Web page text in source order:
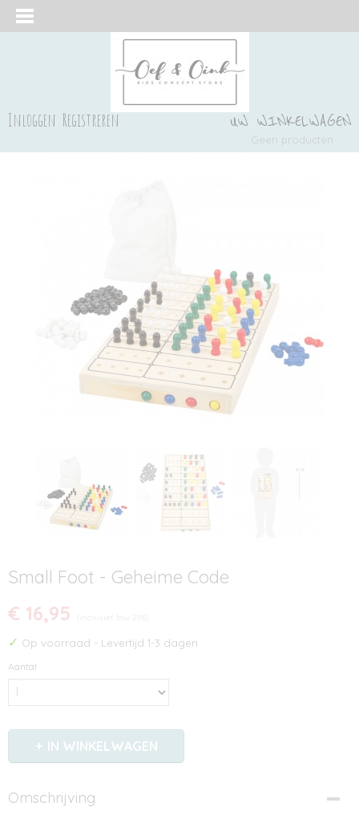
Inloggen Registreren UW WINKELWAGEN
Geen producten
Small Foot - Geheime Code
€ 16,95 (inclusief btw 21%)
✓ Op voorraad - Levertijd 1-3 dagen
Aantal
IN WINKELWAGEN
Omschrijving